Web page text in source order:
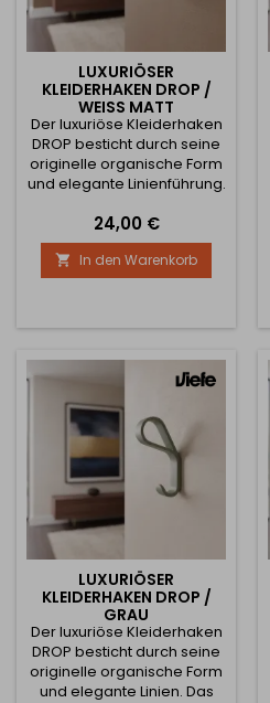
LUXURIÖSER
KLEIDERHAKEN DROP /
WEISS MATT
Der luxuriöse Kleiderhaken
DROP besticht durch seine
originelle organische Form
und elegante Linienführung.
matter weißer Oberfläche
verleiht dem Interieur einen
klaren und zeitlosen Look,
der sich hervorragend für
skandinavische und
Die stabile
Metallkonstruktion bietet
einen...
Preis
24,00 €
 In den Warenkorb
LUXURIÖSER
KLEIDERHAKEN DROP /
GRAU
Der luxuriöse Kleiderhaken
DROP besticht durch seine
originelle organische Form
und elegante Linien. Das